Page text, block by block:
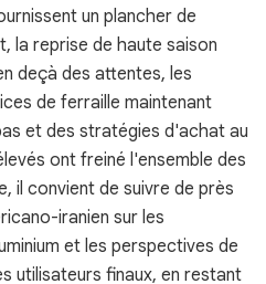
un plancher de
la reprise de haute saison
deçà des attentes, les
de ferraille maintenant
et des stratégies d'achat au
ont freiné l'ensemble des
il convient de suivre de près
iranien sur les
et les perspectives de
utilisateurs finaux, en restant